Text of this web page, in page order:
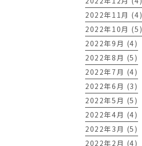
2022年11月 (4)
2022年10月 (5)
2022年9月 (4)
2022年8月 (5)
2022年7月 (4)
2022年6月 (3)
2022年5月 (5)
2022年4月 (4)
2022年3月 (5)
2022年2月 (4)